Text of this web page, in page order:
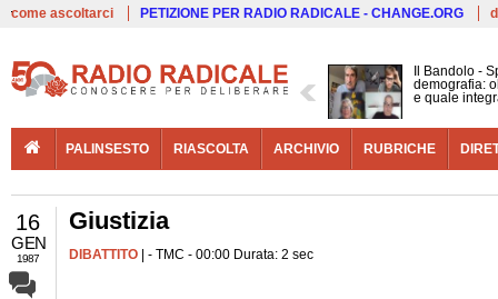
come ascoltarci PETIZIONE PER RADIO RADICALE - CHANGE.ORG
Il Bandolo -
demografia:
e quale
PALINSESTO RIASCOLTA ARCHIVIO RUBRICHE
16
GEN
1987
Giustizia
DIBATTITO | - TMC - 00:00 Durata: 2 sec